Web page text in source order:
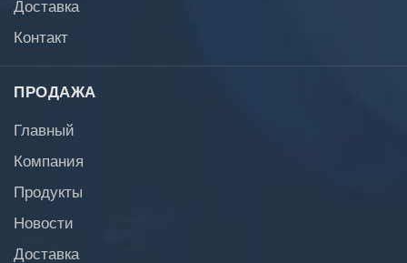
Доставка
Контакт
ПРОДАЖА
Главный
Компания
Продукты
Новости
Доставка